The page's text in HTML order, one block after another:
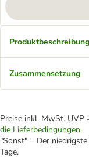
Produktbeschreibung
Zusammensetzung
Preise inkl. MwSt. UVP
die Lieferbedingungen
"Sonst" = Der
Tage.